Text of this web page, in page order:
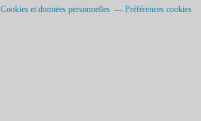
Cookies et données personnelles Préférences cookies